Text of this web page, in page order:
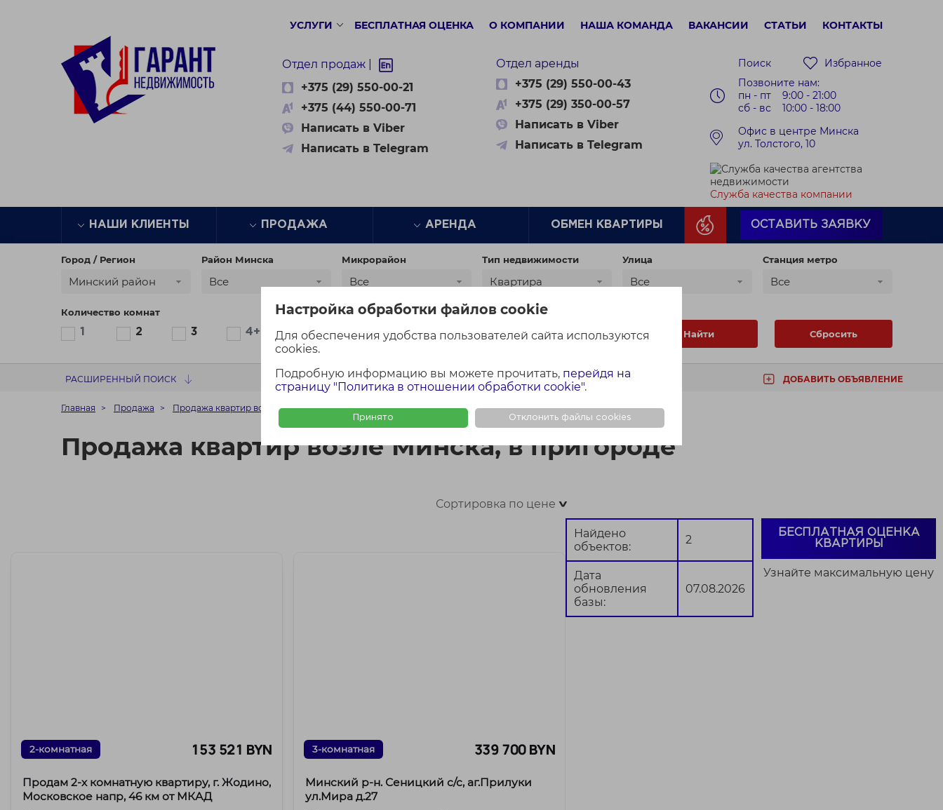
Настройка обработки файлов cookie
Для обеспечения удобства пользователей сайта используются
cookies.
Подробную информацию вы можете прочитать, перейдя на
страницу "Политика в отношении обработки cookie".
Принято Отклонить файлы cookies
УСЛУГИ БЕСПЛАТНАЯ ОЦЕНКА О КОМПАНИИ НАША КОМАНДА ВАКАНСИИ СТАТЬИ КОНТАКТЫ
Отдел продаж |
+375 (29) 550-00-21
+375 (44) 550-00-71
Написать в Viber
Написать в Telegram
Отдел аренды
+375 (29) 550-00-43
+375 (29) 350-00-57
Написать в Viber
Написать в Telegram
Поиск
Избранное
Позвоните нам:
пн - пт 9:00 - 21:00
сб - вс 10:00 - 18:00
Офис в центре Минска
ул. Толстого, 10
Служба качества компании
НАШИ КЛИЕНТЫ ПРОДАЖА АРЕНДА ОБМЕН КВАРТИРЫ ОСТАВИТЬ ЗАЯВКУ
Город / Регион
Минский район
Район Минска
Все
Микрорайон
Все
Тип недвижимости
Квартира
Улица
Все
Станция метро
Все
Количество комнат
1 2 3 4+
Цена
Найти
Сбросить
РАСШИРЕННЫЙ ПОИСК ФОТО + КАРТА ФОТО КАРТА ДОБАВИТЬ ОБЪЯВЛЕНИЕ
Главная Продажа Продажа квартир возле Минска, в пригороде
Продажа квартир возле Минска, в пригороде
Сортировка по цене>
2-комнатная 153 521 BYN
Продам 2-х комнатную квартиру, г. Жодино,
Московское напр, 46 км от МКАД
3-комнатная 339 700 BYN
Минский р-н. Сеницкий с/с, аг.Прилуки
ул.Мира д.27
Найдено
объектов:
2
Дата
обновления
базы:
07.08.2026
БЕСПЛАТНАЯ ОЦЕНКА
КВАРТИРЫ
Узнайте максимальную цену